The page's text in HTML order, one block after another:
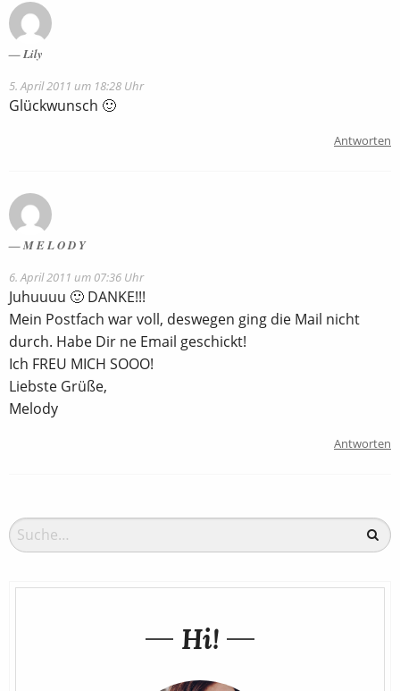
Lily
5. April 2011 um 18:28 Uhr
Glückwunsch 🙂
Antworten
M E L O D Y
6. April 2011 um 07:36 Uhr
Juhuuuu 🙂 DANKE!!!
Mein Postfach war voll, deswegen ging die Mail nicht
durch. Habe Dir ne Email geschickt!
Ich FREU MICH SOOO!
Liebste Grüße,
Melody
Antworten
Hi!